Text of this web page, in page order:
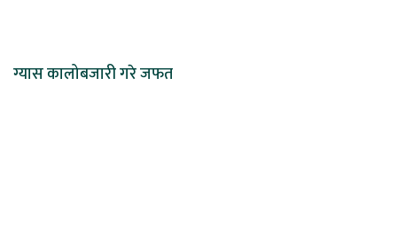
ग्यास कालोबजारी गरे जफत